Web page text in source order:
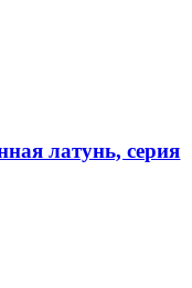
латунь, серия